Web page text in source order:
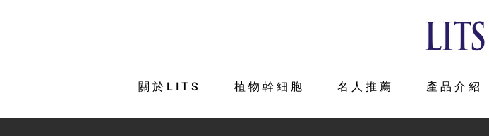
關於LITS 植物幹細胞 名人推薦 產品介紹